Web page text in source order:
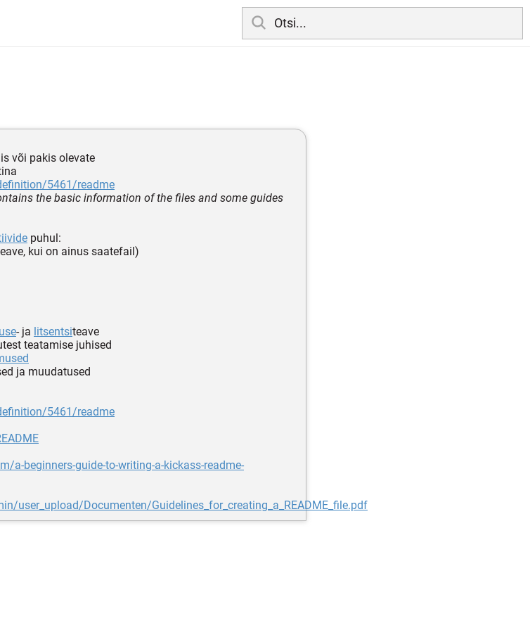
või pakis olevate
5461/readme
the basic information of the files and some guides
puhul:
kui on ainus saatefail)
- ja litsentsiteave
teatamise juhised
ja muudatused
5461/readme
a-beginners-guide-to-writing-a-kickass-readme-
user_upload/Documenten/Guidelines_for_creating_a_README_file.pdf